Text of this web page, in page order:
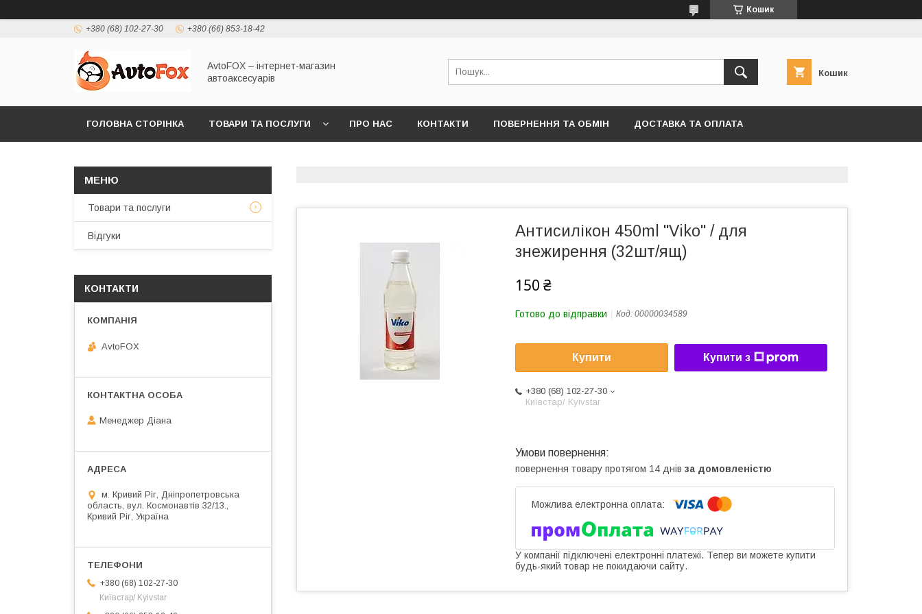
Кошик
+380 (68) 102-27-30 +380 (66) 853-18-42
AvtoFOX – інтернет-магазин
автоаксесуарів
Кошик
ГОЛОВНА СТОРІНКА ТОВАРИ ТА ПОСЛУГИ ПРО НАС КОНТАКТИ ПОВЕРНЕННЯ ТА ОБМІН ДОСТАВКА ТА ОПЛАТА
Антисилікон 450ml "Viko" / для
знежирення (32шт/ящ)
150 ₴
Готово до відправки Код: 00000034589
Купити Купити з
+380 (68) 102-27-30
Київстар/ Kyivstar
повернення товару протягом 14 днів за домовленістю
У компанії підключені електронні платежі. Тепер ви можете купити
будь-який товар не покидаючи сайту.
Товари та послуги
Відгуки
КОНТАКТИ
AvtoFOX
Менеджер Діана
м. Кривий Ріг, Дніпропетровська
область, вул. Космонавтів 32/13.,
Кривий Ріг, Україна
+380 (68) 102-27-30
Київстар/ Kyivstar